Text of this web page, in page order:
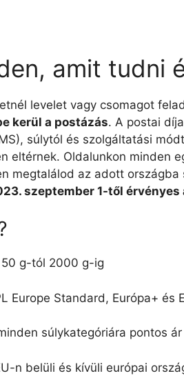
amit tudni
levelet vagy csomagot
kerül a postázás. A postai
súlytól és szolgáltatási
eltérnek. Oldalunkon minden
megtalálod az adott országba
szeptember 1-től érvényes
50 g-tól 2000 g-ig
Europe Standard, Európa+ és
súlykategóriára pontos ár
n belüli és kívüli európai